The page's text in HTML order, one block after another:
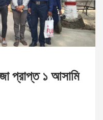
প্রাপ্ত ১ আসামি